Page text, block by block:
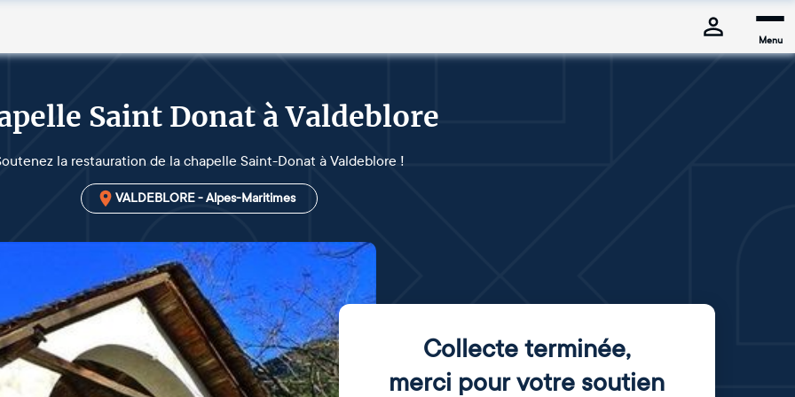
Menu
Saint Donat à Valdeblore
la restauration de la chapelle Saint-Donat à Valdeblore !
VALDEBLORE - Alpes-Maritimes
Collecte terminée,
merci pour votre soutien